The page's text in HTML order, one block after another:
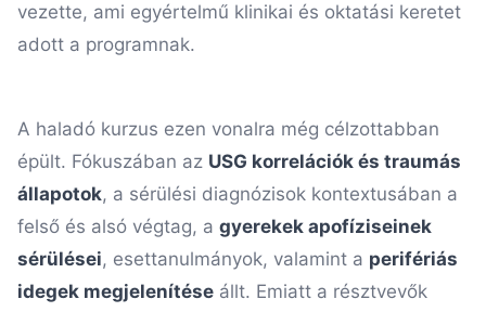
vezette, ami egyértelmű klinikai és oktatási keretet
adott a programnak.
A haladó kurzus ezen vonalra még célzottabban
épült. Fókuszában az USG korrelációk és traumás
állapotok, a sérülési diagnózisok kontextusában a
felső és alsó végtag, a gyerekek apofíziseinek
sérülései, esettanulmányok, valamint a perifériás
idegek megjelenítése állt. Emiatt a résztvevők